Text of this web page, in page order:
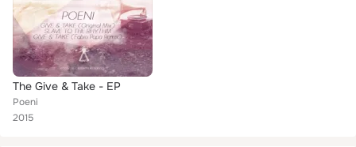
The Give & Take - EP
Poeni
2015